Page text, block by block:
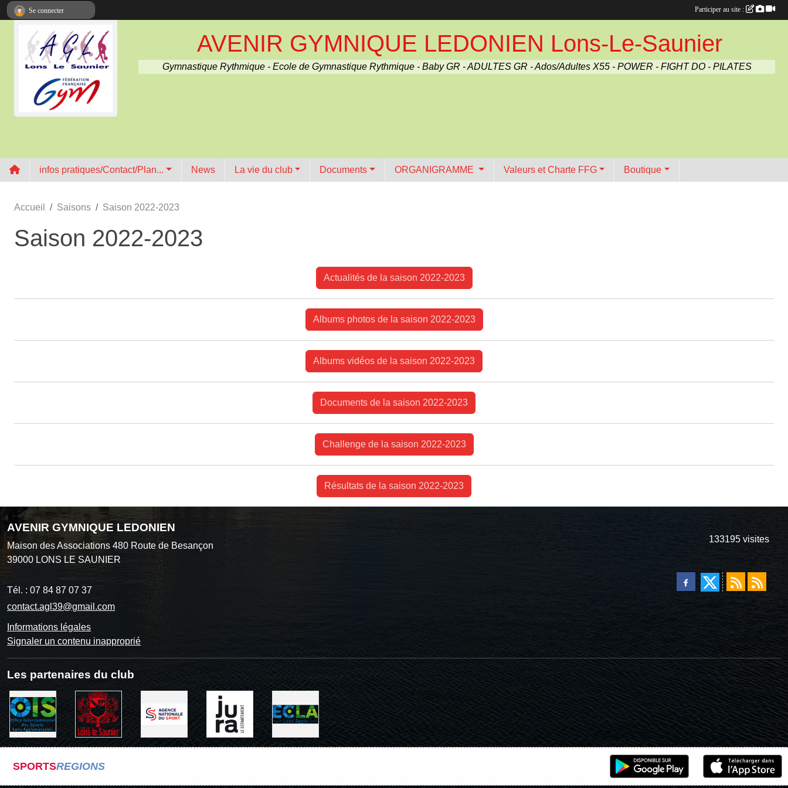
AVENIR GYMNIQUE LEDONIEN Lons-Le-Saunier
Gymnastique Rythmique - Ecole de Gymnastique Rythmique - Baby GR - ADULTES GR - Ados/Adultes X55 - POWER - FIGHT DO - PILATES
infos pratiques/Contact/Plan... News La vie du club Documents ORGANIGRAMME Valeurs et Charte FFG Boutique
Accueil Saisons Saison 2022-2023
Saison 2022-2023
Actualités de la saison 2022-2023
Albums photos de la saison 2022-2023
Albums vidéos de la saison 2022-2023
Documents de la saison 2022-2023
Challenge de la saison 2022-2023
Résultats de la saison 2022-2023
AVENIR GYMNIQUE LEDONIEN
Maison des Associations 480 Route de Besançon
39000 LONS LE SAUNIER
Tél. : 07 84 87 07 37
contact.agl39@gmail.com
Informations légales
Signaler un contenu inapproprié
133195 visites
Les partenaires du club
SPORTSREGIONS
Se connecter Participer au site :
Panneau de gestion des cookies